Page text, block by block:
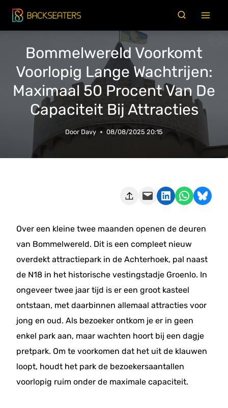
Doorgaan
naar
Bommelwereld Voorkomt
Voorlopig Lange Wachtrijen:
Maximaal 50 Procent Van De
Capaciteit Bij Attracties
Door Davy 08/08/2025 20:15
Deze pagina e-mailen Delen op LinkedIn Delen via WhatsApp Share on Bluesky
Over een kleine twee maanden openen de deuren
van Bommelwereld. Dit is een compleet nieuw
overdekt attractiepark in de Achterhoek, pal naast
de N18 in het historische vestingstadje Groenlo. In
ongeveer twee jaar tijd is er een groot kasteel
ontstaan, met daarbinnen allemaal attracties voor
jong en oud. Als bezoeker ontkom je er in geen
enkel park aan, maar wachten hoort bij een dagje
pretpark. Om te voorkomen dat het uit de klauwen
loopt, houdt het park de bezoekersaantallen
voorlopig ruim onder de maximale capaciteit.